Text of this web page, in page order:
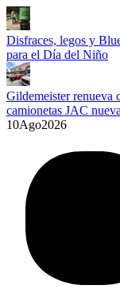
Disfraces, legos y
para el Día del Niño
Gildemeister renueva
camionetas JAC
10Ago2026